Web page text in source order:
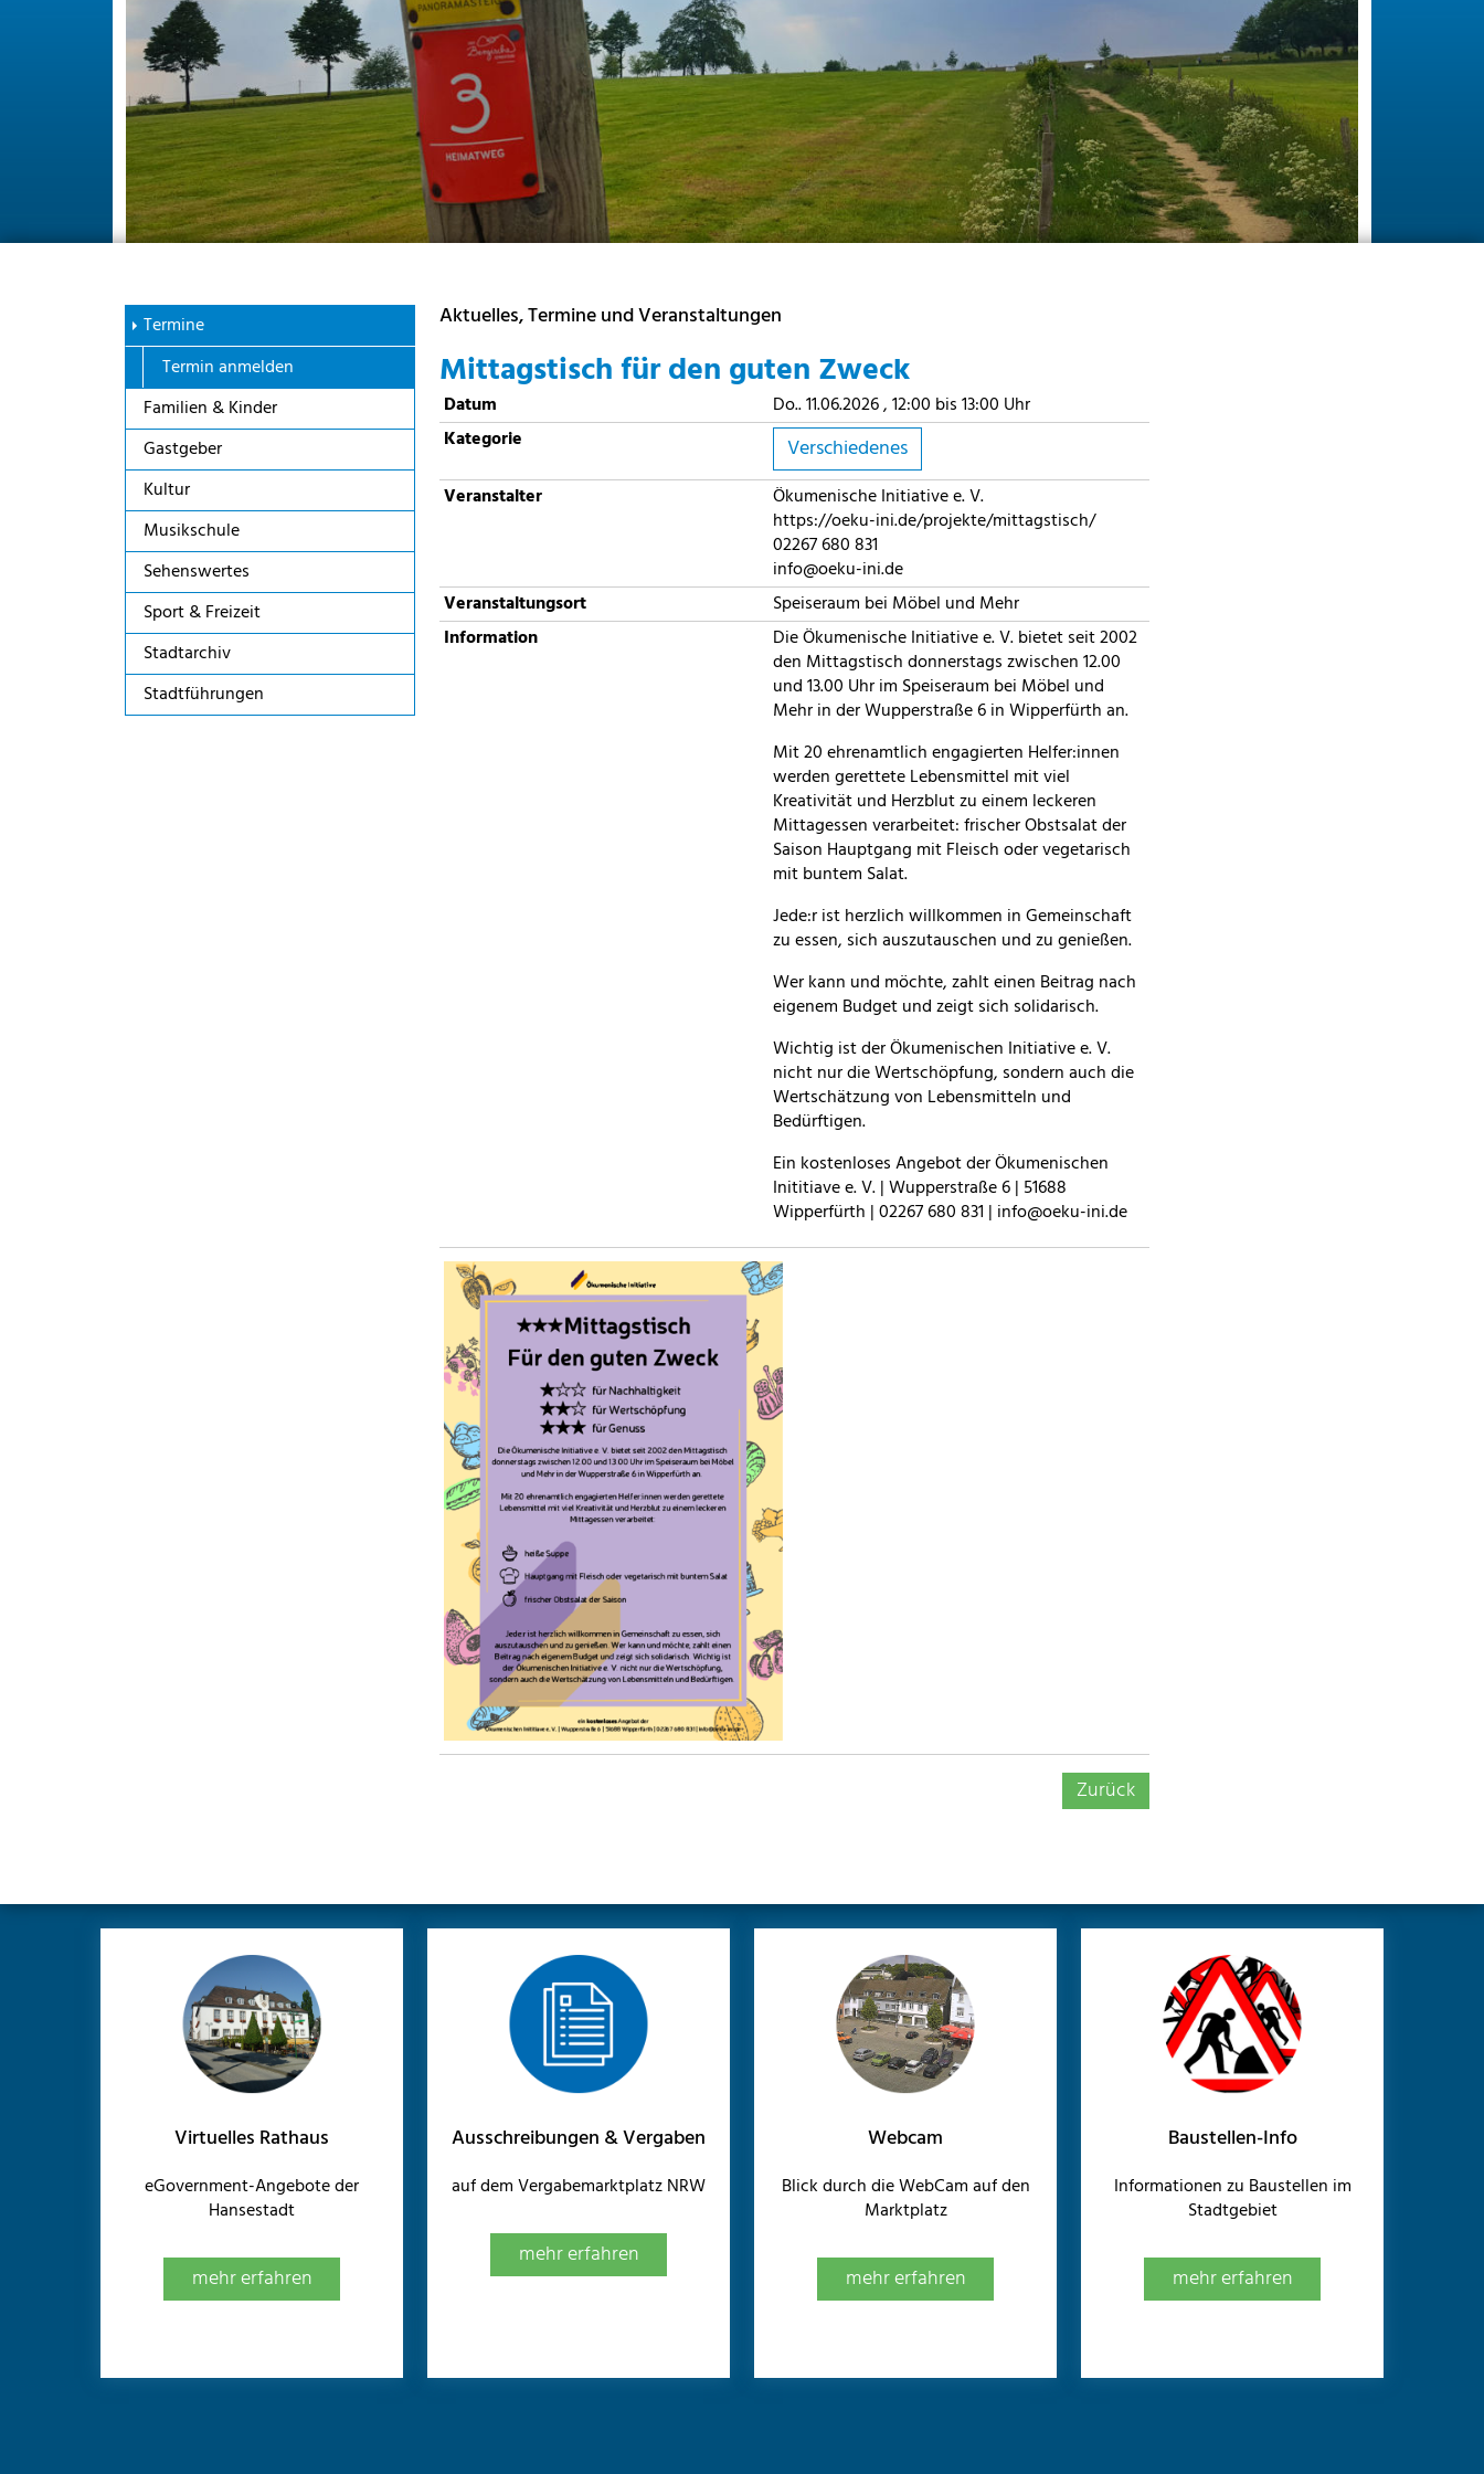
Termine
Termin anmelden
Familien & Kinder
Gastgeber
Kultur
Musikschule
Sehenswertes
Sport & Freizeit
Stadtarchiv
Stadtführungen
Aktuelles, Termine und Veranstaltungen
Mittagstisch für den guten Zweck
Datum
Do.. 11.06.2026 , 12:00 bis 13:00 Uhr
Kategorie
Verschiedenes
Veranstalter
Ökumenische Initiative e. V.
https://oeku-ini.de/projekte/mittagstisch/
02267 680 831
info@oeku-ini.de
Veranstaltungsort
Speiseraum bei Möbel und Mehr
Information
Die Ökumenische Initiative e. V. bietet seit 2002
den Mittagstisch donnerstags zwischen 12.00
und 13.00 Uhr im Speiseraum bei Möbel und
Mehr in der Wupperstraße 6 in Wipperfürth an.
Mit 20 ehrenamtlich engagierten Helfer:innen
werden gerettete Lebensmittel mit viel
Kreativität und Herzblut zu einem leckeren
Mittagessen verarbeitet: frischer Obstsalat der
Saison Hauptgang mit Fleisch oder vegetarisch
mit buntem Salat.
Jede:r ist herzlich willkommen in Gemeinschaft
zu essen, sich auszutauschen und zu genießen.
Wer kann und möchte, zahlt einen Beitrag nach
eigenem Budget und zeigt sich solidarisch.
Wichtig ist der Ökumenischen Initiative e. V.
nicht nur die Wertschöpfung, sondern auch die
Wertschätzung von Lebensmitteln und
Bedürftigen.
Ein kostenloses Angebot der Ökumenischen
Inititiave e. V. | Wupperstraße 6 | 51688
Wipperfürth | 02267 680 831 | info@oeku-ini.de
Zurück
Virtuelles Rathaus
eGovernment-Angebote der
Hansestadt
mehr erfahren
Ausschreibungen & Vergaben
auf dem Vergabemarktplatz NRW
mehr erfahren
Webcam
Blick durch die WebCam auf den
Marktplatz
mehr erfahren
Baustellen-Info
Informationen zu Baustellen im
Stadtgebiet
mehr erfahren